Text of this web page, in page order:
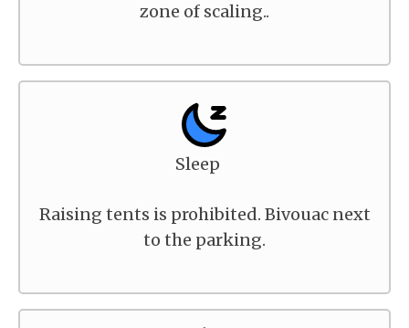
zone of scaling..
Sleep
Raising tents is prohibited. Bivouac next
to the parking.